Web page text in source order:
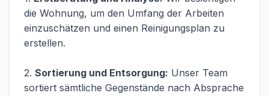
die Wohnung, um den Umfang der Arbeiten
einzuschätzen und einen Reinigungsplan zu
erstellen.
2. Sortierung und Entsorgung: Unser Team
sortiert sämtliche Gegenstände nach Absprache